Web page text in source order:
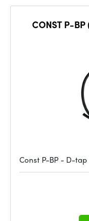
CONST P-
Const P-BP - D-